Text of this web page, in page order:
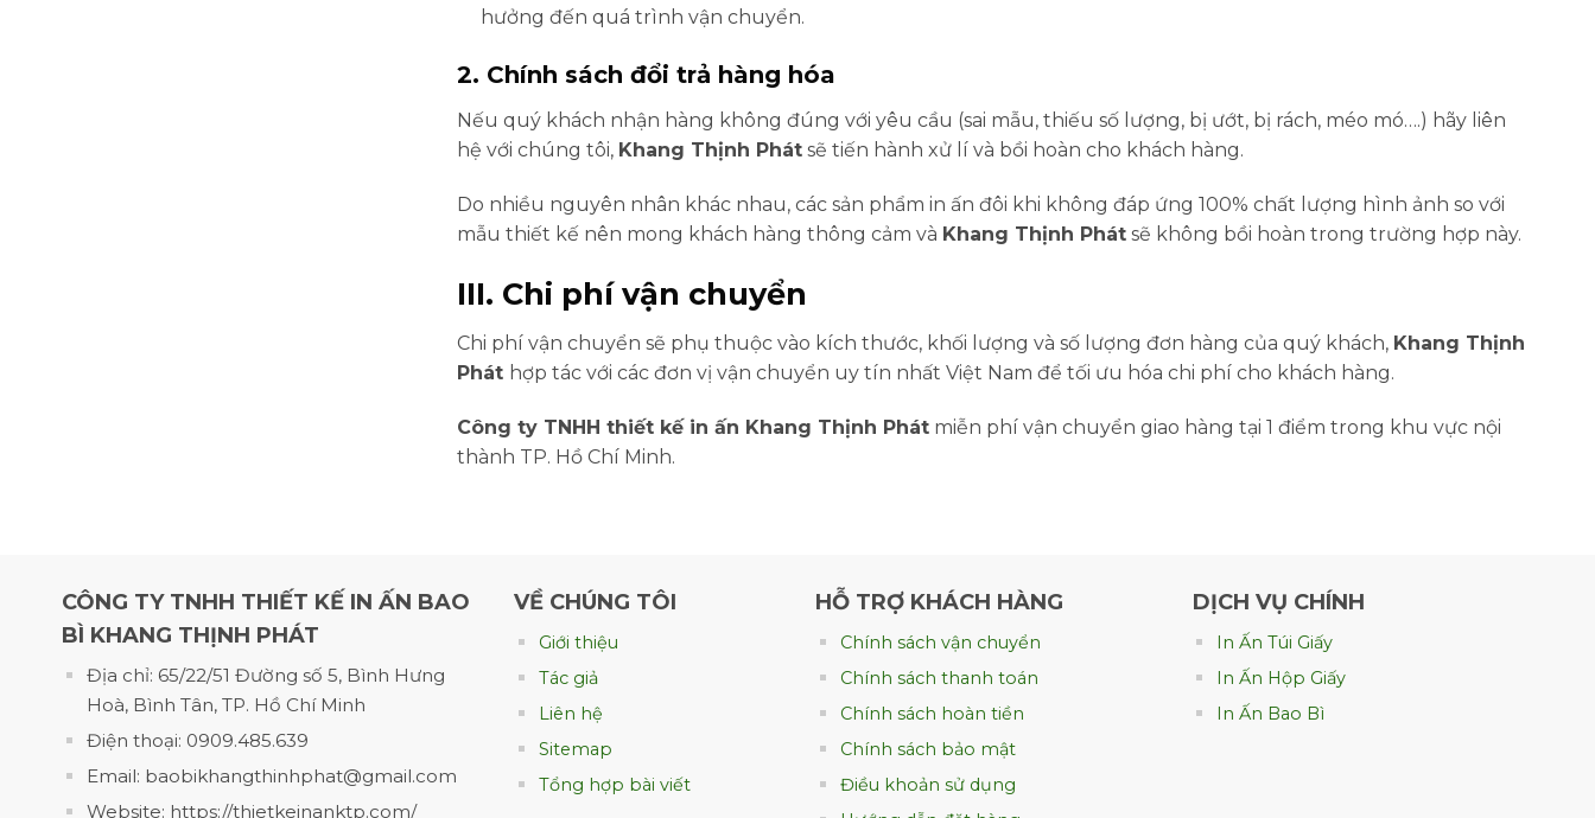
hưởng đến quá trình vận chuyển.
2. Chính sách đổi trả hàng hóa
Nếu quý khách nhận hàng không đúng với yêu cầu (sai mẫu, thiếu số lượng, bị ướt, bị rách, méo mó….) hãy liên
hệ với chúng tôi, Khang Thịnh Phátsẽ tiến hành xử lí và bồi hoàn cho khách hàng.
Do nhiều nguyên nhân khác nhau, các sản phẩm in ấn đôi khi không đáp ứng 100% chất lượng hình ảnh so với
mẫu thiết kế nên mong khách hàng thông cảm và Khang Thịnh Phátsẽ không bồi hoàn trong trường hợp này.
III. Chi phí vận chuyển
Chi phí vận chuyển sẽ phụ thuộc vào kích thước, khối lượng và số lượng đơn hàng của quý khách, Khang Thịnh
Phát hợp tác với các đơn vị vận chuyển uy tín nhất Việt Nam để tối ưu hóa chi phí cho khách hàng.
Công ty TNHH thiết kế in ấn Khang Thịnh Phátmiễn phí vận chuyển giao hàng tại 1 điểm trong khu vực nội
thành TP. Hồ Chí Minh.
CÔNG TY TNHH THIẾT KẾ IN ẤN BAO
BÌ KHANG THỊNH PHÁT
Địa chỉ: 65/22/51 Đường số 5, Bình Hưng
Hoà, Bình Tân, TP. Hồ Chí Minh
Điện thoại: 0909.485.639
Email: baobikhangthinhphat@gmail.com
Website: https://thietkeinanktp.com/
VỀ CHÚNG TÔI
Giới thiệu
Tác giả
Liên hệ
Sitemap
Tổng hợp bài viết
HỖ TRỢ KHÁCH HÀNG
Chính sách vận chuyển
Chính sách thanh toán
Chính sách hoàn tiền
Chính sách bảo mật
Điều khoản sử dụng
DỊCH VỤ CHÍNH
In Ấn Túi Giấy
In Ấn Hộp Giấy
In Ấn Bao Bì